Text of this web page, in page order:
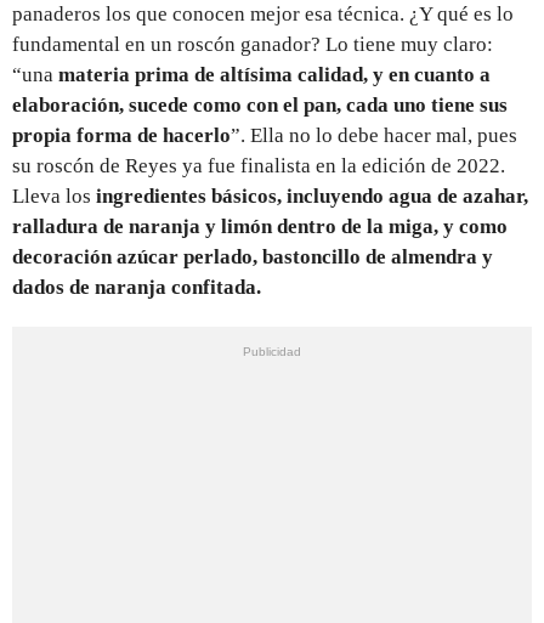
panaderos los que conocen mejor esa técnica. ¿Y qué es lo
fundamental en un roscón ganador? Lo tiene muy claro:
“una materia prima de altísima calidad, y en cuanto a
elaboración, sucede como con el pan, cada uno tiene sus
propia forma de hacerlo”. Ella no lo debe hacer mal, pues
su roscón de Reyes ya fue finalista en la edición de 2022.
Lleva los ingredientes básicos, incluyendo agua de azahar,
ralladura de naranja y limón dentro de la miga, y como
decoración azúcar perlado, bastoncillo de almendra y
dados de naranja confitada.